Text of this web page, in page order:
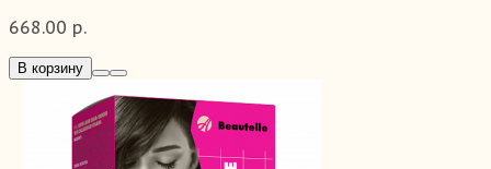
668.00 р.
В корзину